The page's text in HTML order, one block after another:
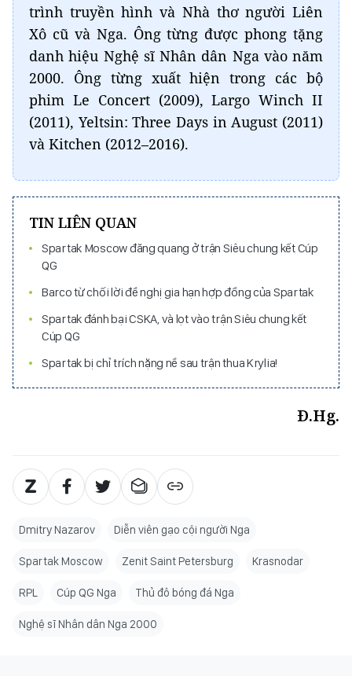
trình truyền hình và Nhà thơ người Liên
Xô cũ và Nga. Ông từng được phong tặng
danh hiệu Nghệ sĩ Nhân dân Nga vào năm
2000. Ông từng xuất hiện trong các bộ
phim Le Concert (2009), Largo Winch II
(2011), Yeltsin: Three Days in August (2011)
và Kitchen (2012–2016).
TIN LIÊN QUAN
Spartak Moscow đăng quang ở trận Siêu chung kết Cúp
QG
Barco từ chối lời đề nghị gia hạn hợp đồng của Spartak
Spartak đánh bại CSKA, và lọt vào trận Siêu chung kết
Cúp QG
Spartak bị chỉ trích nặng nề sau trận thua Krylia!
Đ.Hg.
Dmitry Nazarov Diễn viên gạo cội người Nga
Spartak Moscow Zenit Saint Petersburg Krasnodar
RPL Cúp QG Nga Thủ đô bóng đá Nga
Nghệ sĩ Nhân dân Nga 2000